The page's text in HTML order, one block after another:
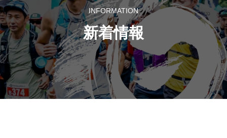
INFORMATION
新着情報